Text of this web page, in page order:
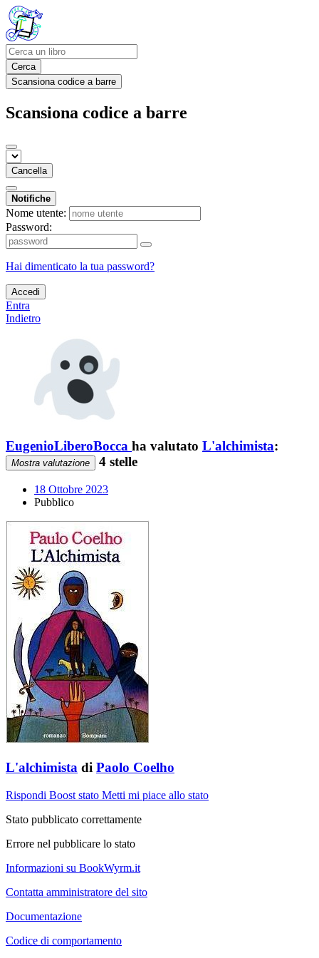
Cerca
Scansiona codice a barre
Scansiona codice a barre
Cancella
Notifiche
Nome utente:
Password:
Hai dimenticato la tua password?
Accedi
Entra
Indietro
EugenioLiberoBocca ha valutato L'alchimista:
Mostra valutazione 4 stelle
18 Ottobre 2023
Pubblico
L'alchimista di Paolo Coelho
Rispondi Boost stato Metti mi piace allo stato
Stato pubblicato correttamente
Errore nel pubblicare lo stato
Informazioni su BookWyrm.it
Contatta amministratore del sito
Documentazione
Codice di comportamento